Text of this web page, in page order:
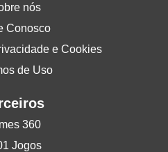
nós
Conosco
e Cookies
de Uso
360
Jogos